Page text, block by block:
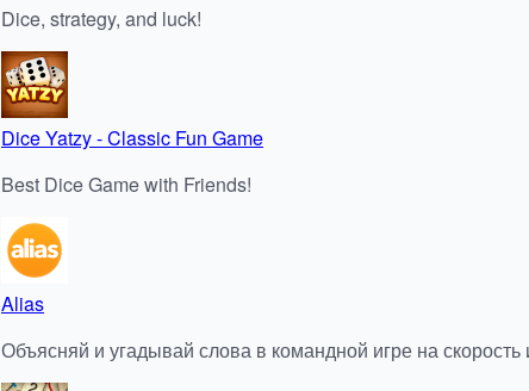
Dice, strategy, and luck!
Dice Yatzy - Classic Fun Game
Best Dice Game with Friends!
Alias
Объясняй и угадывай слова в командной игре на скорость